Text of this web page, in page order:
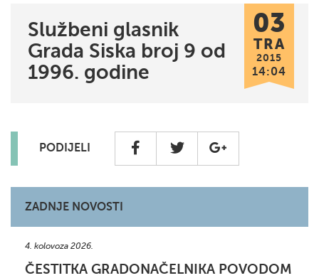
Službeni glasnik
Grada Siska broj 9 od
1996. godine
03
TRA
2015
14:04
PODIJELI
ZADNJE NOVOSTI
4. kolovoza 2026.
ČESTITKA GRADONAČELNIKA POVODOM